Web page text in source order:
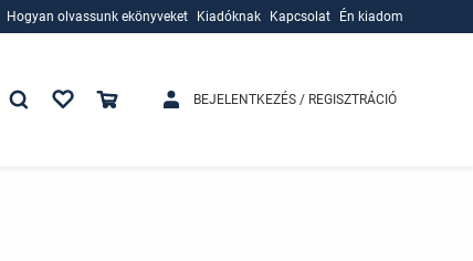
Hogyan olvassunk ekönyveket
Kiadóknak
Kapcsolat Én kiadom
BEJELENTKEZÉS / REGISZTRÁCIÓ